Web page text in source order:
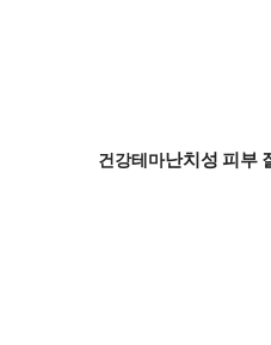
건강테마난치성 피부